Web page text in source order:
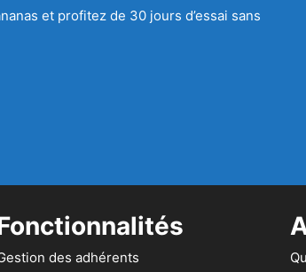
et profitez de 30 jours d’essai sans
des adhérents